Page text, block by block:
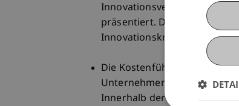
Innovationsverhalten der
präsentiert. Die Ergebnisse
Innovationskraft, und
Die Kostenführerschaft als
Unternehmens, durch
Innerhalb der Veranstaltung